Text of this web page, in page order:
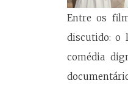
Entre os
discutido: o
comédia